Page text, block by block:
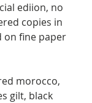
ediion, no
copies in
on fine paper
morocco,
gilt, black